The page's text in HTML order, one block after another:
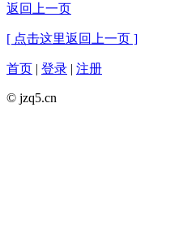
返回上一页
[ 点击这里返回上一页 ]
首页 | 登录 | 注册
© jzq5.cn